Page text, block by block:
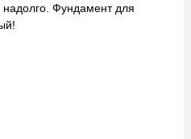
надолго. Фундамент для